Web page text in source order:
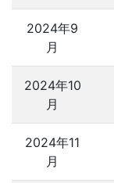
2024年9
月
2024年10
月
2024年11
月